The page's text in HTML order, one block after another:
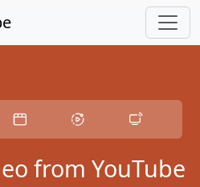
from YouTube